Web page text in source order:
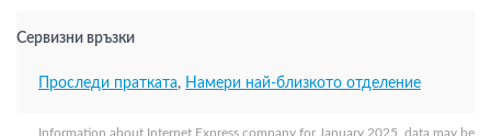
Information about Internet Express company for January 2025, data may be
Сервизни връзки
Проследи пратката, Намери най-близкото отделение